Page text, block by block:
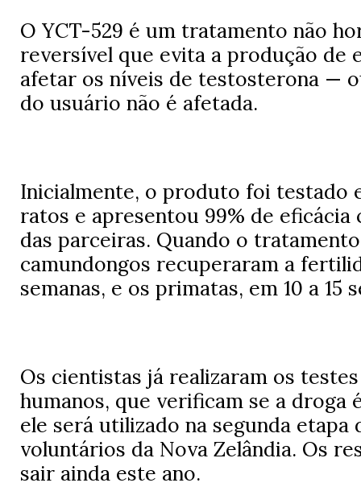
O YCT-529 é um tratamento não
reversível que evita a produção de
afetar os níveis de testosterona —
do usuário não é afetada.
Inicialmente, o produto foi testado
ratos e apresentou 99% de eficácia
das parceiras. Quando o
camundongos recuperaram a
semanas, e os primatas, em 10 a 15
Os cientistas já realizaram os
humanos, que verificam se a droga
ele será utilizado na segunda etapa
voluntários da Nova Zelândia. Os
sair ainda este ano.